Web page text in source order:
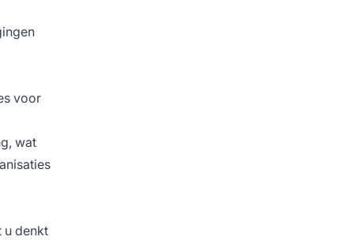
voor
wat
u denkt